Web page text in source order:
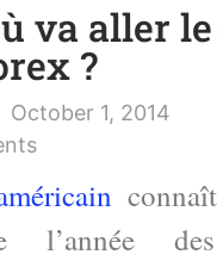
va aller
?
October 1, 2014
l’année